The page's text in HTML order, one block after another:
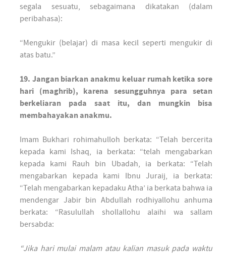
segala sesuatu, sebagaimana dikatakan (dalam
peribahasa):
“Mengukir (belajar) di masa kecil seperti mengukir di
atas batu.”
19. Jangan biarkan anakmu keluar rumah ketika sore
hari (maghrib), karena sesungguhnya para setan
berkeliaran pada saat itu, dan mungkin bisa
membahayakan anakmu.
Imam Bukhari rohimahulloh berkata: “Telah bercerita
kepada kami Ishaq, ia berkata: “telah mengabarkan
kepada kami Rauh bin Ubadah, ia berkata: “Telah
mengabarkan kepada kami Ibnu Juraij, ia berkata:
“Telah mengabarkan kepadaku Atha’ ia berkata bahwa ia
mendengar Jabir bin Abdullah rodhiyallohu anhuma
berkata: “Rasulullah shollallohu alaihi wa sallam
bersabda:
“Jika hari mulai malam atau kalian masuk pada waktu